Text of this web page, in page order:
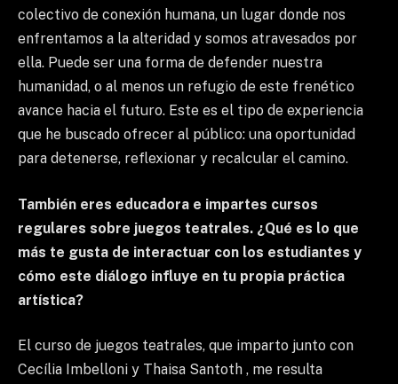
colectivo de conexión humana, un lugar donde nos
enfrentamos a la alteridad y somos atravesados por
ella. Puede ser una forma de defender nuestra
humanidad, o al menos un refugio de este frenético
avance hacia el futuro. Este es el tipo de experiencia
que he buscado ofrecer al público: una oportunidad
para detenerse, reflexionar y recalcular el camino.
También eres educadora e impartes cursos
regulares sobre juegos teatrales. ¿Qué es lo que
más te gusta de interactuar con los estudiantes y
cómo este diálogo influye en tu propia práctica
artística?
El curso de juegos teatrales, que imparto junto con
Cecília Imbelloni y Thaisa Santoth , me resulta